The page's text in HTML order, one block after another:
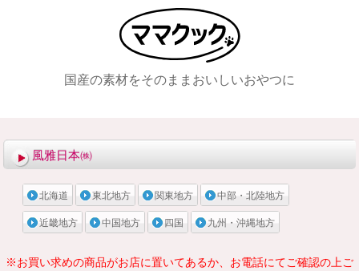
国産の素材をそのままおいしいおやつに
風雅日本㈱
北海道 東北地方 関東地方 中部・北陸地方
近畿地方 中国地方 四国 九州・沖縄地方
※お買い求めの商品がお店に置いてあるか、お電話にてご確認の上ご